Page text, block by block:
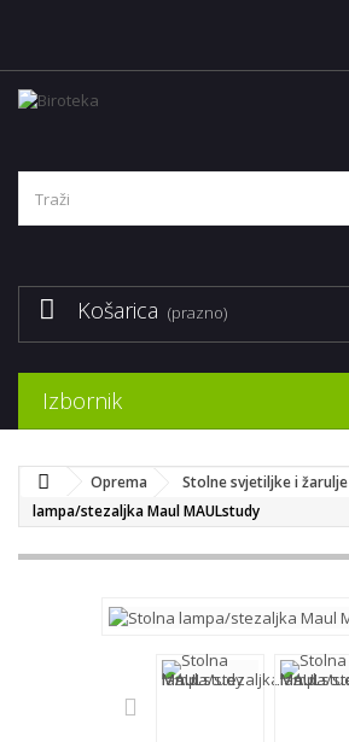
Košarica (prazno)
Izbornik
Oprema Stolne svjetiljke i žarulje
lampa/stezaljka Maul MAULstudy